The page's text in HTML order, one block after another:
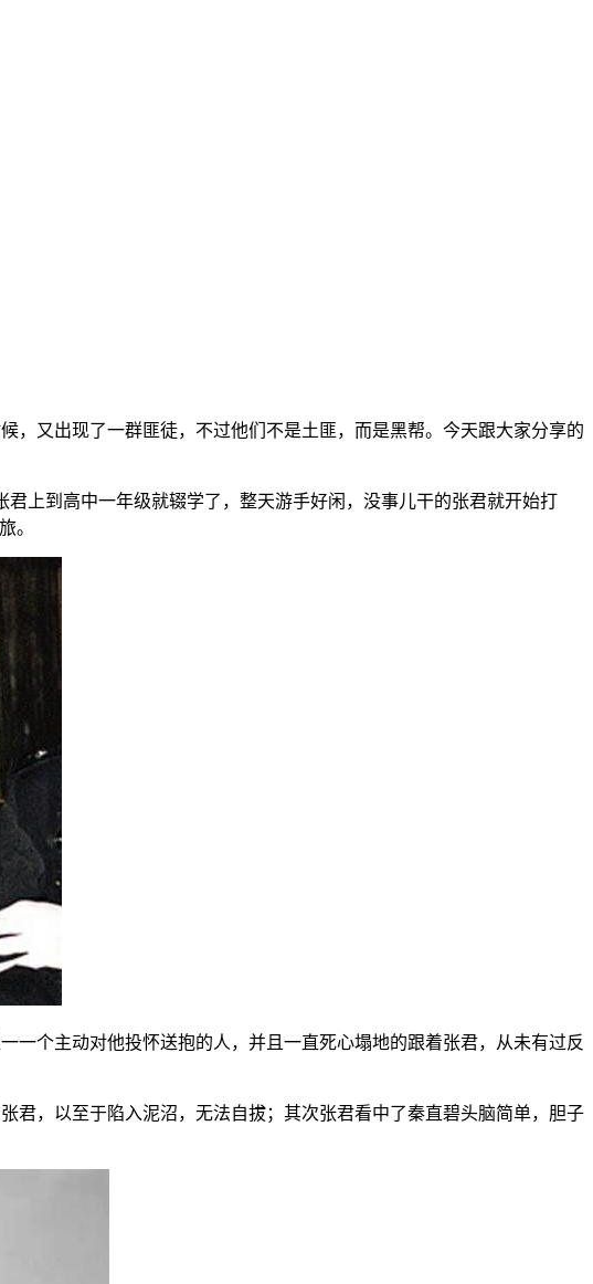
，又出现了一群匪徒，不过他们不是土匪，而是黑帮。今天跟大家分享的
上到高中一年级就辍学了，整天游手好闲，没事儿干的张君就开始打
。
一个主动对他投怀送抱的人，并且一直死心塌地的跟着张君，从未有过反
君，以至于陷入泥沼，无法自拔；其次张君看中了秦直碧头脑简单，胆子